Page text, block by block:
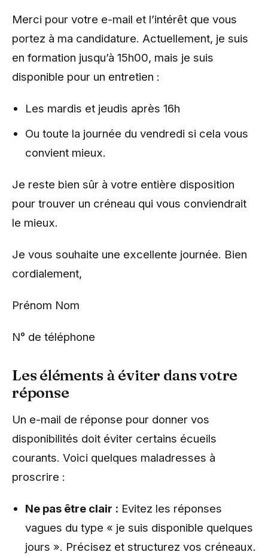
Merci pour votre e-mail et l’intérêt que vous
portez à ma candidature. Actuellement, je suis
en formation jusqu’à 15h00, mais je suis
disponible pour un entretien :
Les mardis et jeudis après 16h
Ou toute la journée du vendredi si cela vous
convient mieux.
Je reste bien sûr à votre entière disposition
pour trouver un créneau qui vous conviendrait
le mieux.
Je vous souhaite une excellente journée. Bien
cordialement,
Prénom Nom
N° de téléphone
Les éléments à éviter dans votre
réponse
Un e-mail de réponse pour donner vos
disponibilités doit éviter certains écueils
courants. Voici quelques maladresses à
proscrire :
Ne pas être clair : Evitez les réponses
vagues du type « je suis disponible quelques
jours ». Précisez et structurez vos créneaux.